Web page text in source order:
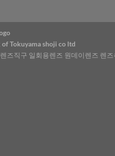
of Tokuyama shoji co ltd
즈직구 일회용렌즈 원데이렌즈 렌즈